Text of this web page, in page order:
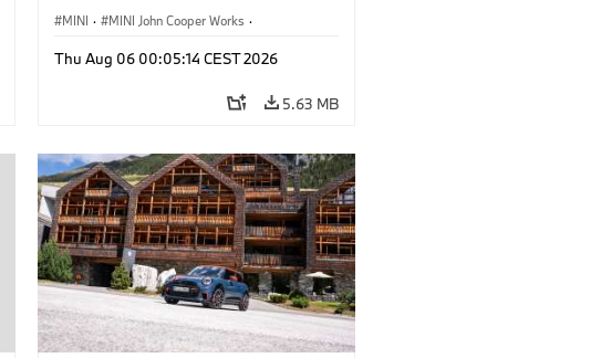
MINI · MINI John Cooper Works ·
Optional Extras, Accessories
Thu Aug 06 00:05:14 CEST 2026
5.63 MB